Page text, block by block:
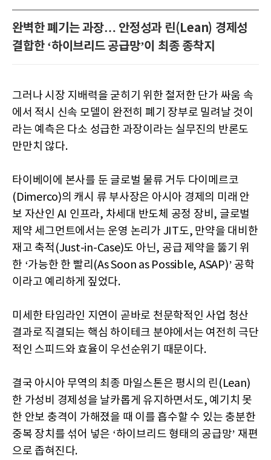
완벽한 폐기는 과장… 안정성과 린(Lean) 경제성
결합한 ‘하이브리드 공급망’이 최종 종착지
그러나 시장 지배력을 굳히기 위한 철저한 단가 싸움 속
에서 적시 신속 모델이 완전히 폐기 장부로 밀려날 것이
라는 예측은 다소 성급한 과장이라는 실무진의 반론도
만만치 않다.
타이베이에 본사를 둔 글로벌 물류 거두 다이메르코
(Dimerco)의 캐시 류 부사장은 아시아 경제의 미래 안
보 자산인 AI 인프라, 차세대 반도체 공정 장비, 글로벌
제약 세그먼트에서는 운영 논리가 JIT도, 만약을 대비한
재고 축적(Just-in-Case)도 아닌, 공급 제약을 뚫기 위
한 ‘가능한 한 빨리(As Soon as Possible, ASAP)’ 공학
이라고 예리하게 짚었다.
미세한 타임라인 지연이 곧바로 천문학적인 사업 청산
결과로 직결되는 핵심 하이테크 분야에서는 여전히 극단
적인 스피드와 효율이 우선순위기 때문이다.
결국 아시아 무역의 최종 마일스톤은 평시의 린(Lean)
한 가성비 경제성을 날카롭게 유지하면서도, 예기치 못
한 안보 충격이 가해졌을 때 이를 흡수할 수 있는 충분한
중복 장치를 섞어 넣은 ‘하이브리드 형태의 공급망’ 재편
으로 좁혀진다.